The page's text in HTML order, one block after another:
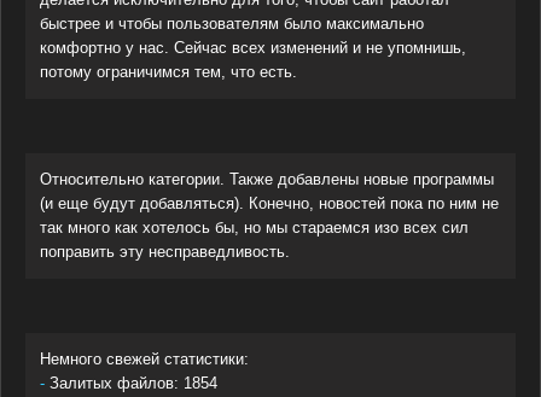
быстрее и чтобы пользователям было максимально
комфортно у нас. Сейчас всех изменений и не упомнишь,
потому ограничимся тем, что есть.
Относительно категории. Также добавлены новые программы
(и еще будут добавляться). Конечно, новостей пока по ним не
так много как хотелось бы, но мы стараемся изо всех сил
поправить эту несправедливость.
Немного свежей статистики:
- Залитых файлов: 1854